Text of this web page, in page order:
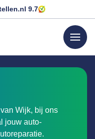
9.7
menu
Wijk, bij ons
jouw auto-